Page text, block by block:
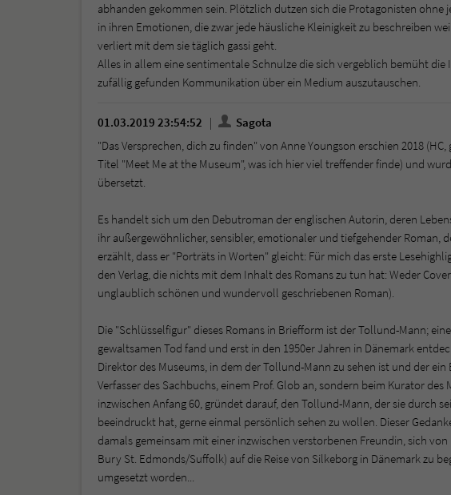
abhanden gekommen sein. Plötzlich dutzen sich die Protagonisten
in ihren Emotionen, die zwar jede häusliche Kleinigkeit zu beschreiben
verliert mit dem sie täglich gassi geht.
Alles in allem eine sentimentale Schnulze die sich vergeblich bemüht
zufällig gefunden Kommunikation über ein Medium auszutauschen.
01.03.2019 23:54:52
Sagota
"Das Versprechen, dich zu finden" von Anne Youngson erschien 2018
Titel "Meet Me at the Museum", was ich hier viel treffender finde) und
übersetzt.
Es handelt sich um den Debutroman der englischen Autorin, deren
ihr außergewöhnlicher, sensibler, emotionaler und tiefgehender Roman,
erzählt, dass er "Porträts in Worten" gleicht: Für mich das erste
den Verlag, die nichts mit dem Inhalt des Romans zu tun hat: Weder
unglaublich schönen und wundervoll geschriebenen Roman).
Die "Schlüsselfigur" dieses Romans in Briefform ist der Tollund-Mann;
gewaltsamen Tod fand und erst in den 1950er Jahren in Dänemark
Direktor des Museums, in dem der Tollund-Mann zu sehen ist und der
Verfasser des Sachbuchs, einem Prof. Glob an, sondern beim Kurator des
inzwischen Anfang 60, gründet darauf, den Tollund-Mann, der sie durch
beeindruckt hat, gerne einmal persönlich sehen zu wollen. Dieser
damals gemeinsam mit einer inzwischen verstorbenen Freundin, sich
Bury St. Edmonds/Suffolk) auf die Reise von Silkeborg in Dänemark zu
umgesetzt worden...